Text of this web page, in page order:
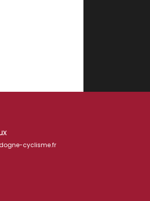
cyclisme.fr